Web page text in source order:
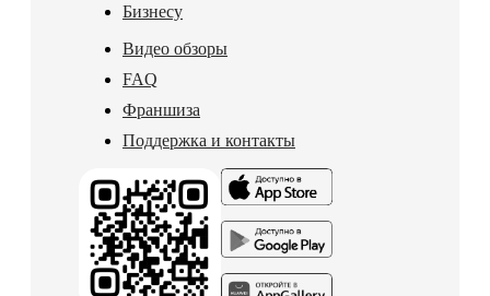
Бизнесу
Видео обзоры
FAQ
Франшиза
Поддержка и контакты